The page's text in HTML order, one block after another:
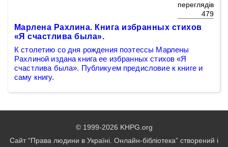
переглядів
479
Марлена Рахлина. Книга избранных стихов
«Я счастлива была».
К столетию со дня рождения поэтессы Марлены
Рахлиной издана книга ее избранных стихов «Я
счастлива была». Публикуем предисловие к книге и
саму книгу.
© 1999-2026 KHPG.org
Сайт “Права людини в Україні. Онлайн-бібліотека” створений і